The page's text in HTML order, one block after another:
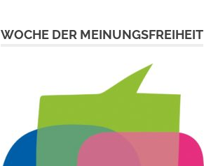
WOCHE DER MEINUNGSFREIHEIT